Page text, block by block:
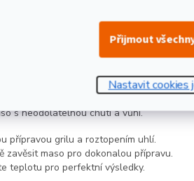
Nastavit cookies
Přijmout
všechny svary a spoje.
a otestujte funkčnost.
nežádoucích místech neobjevuje kouř či
barril
a zdokonalovat své grilovací
s neodolatelnou chutí a vůní.
přípravou grilu a roztopením uhlí.
zavěsit maso pro dokonalou přípravu.
teplotu pro perfektní výsledky.